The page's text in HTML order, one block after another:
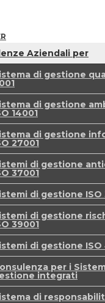
Aziendali per
di gestione
di gestione
14001
di gestione
27001
di gestione
37001
di gestione ISO
di gestione
39001
di gestione ISO
per i
integrati
di